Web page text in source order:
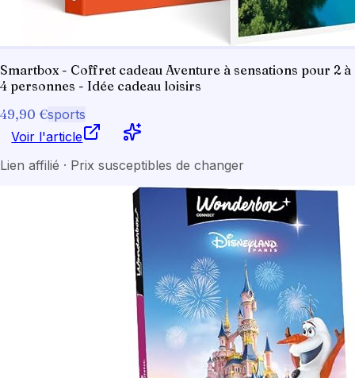
Smartbox - Coffret cadeau Aventure à sensations pour 2 à
4 personnes - Idée cadeau loisirs
49,90 €sports
Voir l'article
Lien affilié · Prix susceptibles de changer